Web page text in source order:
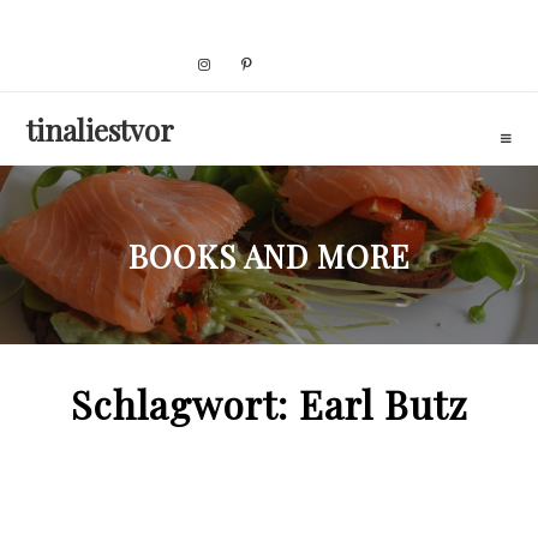
tinaliestvor
BOOKS AND MORE
Schlagwort: Earl Butz